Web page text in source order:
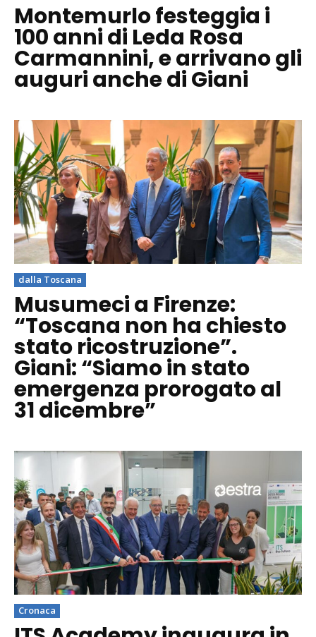
Montemurlo festeggia i
100 anni di Leda Rosa
Carmannini, e arrivano gli
auguri anche di Giani
dalla Toscana
Musumeci a Firenze:
“Toscana non ha chiesto
stato ricostruzione”.
Giani: “Siamo in stato
emergenza prorogato al
31 dicembre”
Cronaca